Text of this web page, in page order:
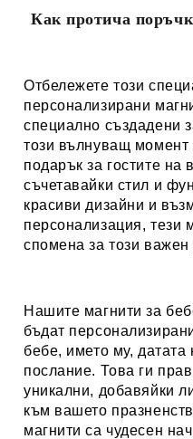
Как протича
Отбележете този
персонализирани
специално създадени
този вълнуващ момент
подарък за гостите на
съчетавайки стил и
красиви дизайни и
персонализация, тези
спомена за този важен
Нашите магнити за
бъдат
бебе, името му,
послание. Това ги
уникални, добавяйки
към вашето
магнити са чудесен